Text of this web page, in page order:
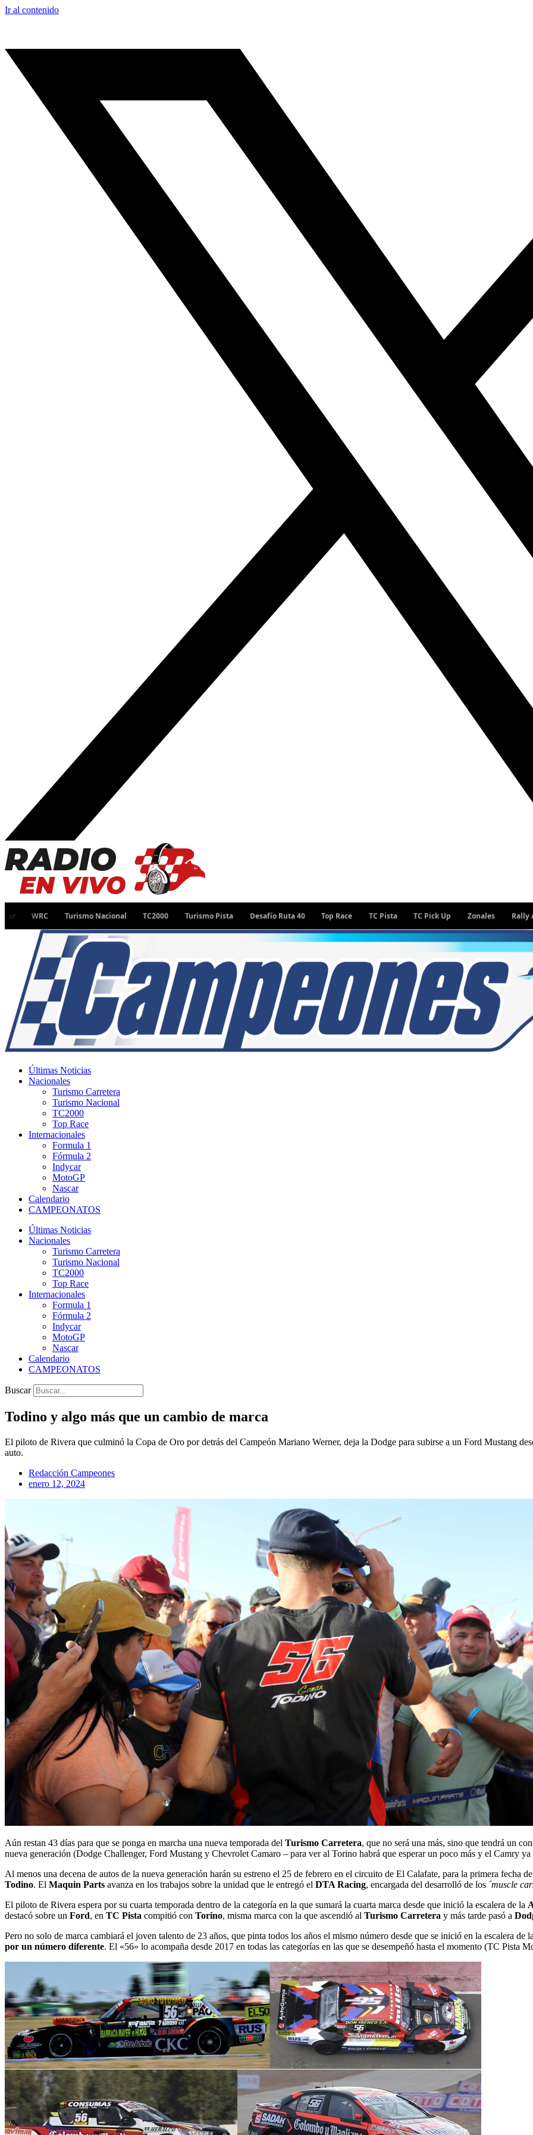
Ir al contenido
WRC Turismo Nacional TC2000 Turismo Pista Desafío Ruta 40 Top Race TC Pista TC Pick Up Zonales Rally
Últimas Noticias
Nacionales
Turismo Carretera
Turismo Nacional
TC2000
Top Race
Internacionales
Formula 1
Fórmula 2
Indycar
MotoGP
Nascar
Calendario
CAMPEONATOS
Últimas Noticias
Nacionales
Turismo Carretera
Turismo Nacional
TC2000
Top Race
Internacionales
Formula 1
Fórmula 2
Indycar
MotoGP
Nascar
Calendario
CAMPEONATOS
Buscar
Todino y algo más que un cambio de marca
El piloto de Rivera que culminó la Copa de Oro por detrás del Campeón Mariano Werner, deja la Dodge para subirse a un Ford Mustang
auto.
Redacción Campeones
enero 12, 2024
Aún restan 43 días para que se ponga en marcha una nueva temporada del Turismo Carretera, que no será una más, sino que tendrá un
nueva generación (Dodge Challenger, Ford Mustang y Chevrolet Camaro – para ver al Torino habrá que esperar un poco más y el Camry
Al menos una decena de autos de la nueva generación harán su estreno el 25 de febrero en el circuito de El Calafate, para la primera fecha
Todino. El Maquin Parts avanza en los trabajos sobre la unidad que le entregó el DTA Racing, encargada del desarrolló de los ´muscle
El piloto de Rivera espera por su cuarta temporada dentro de la categoría en la que sumará la cuarta marca desde que inició la escalera de la
destacó sobre un Ford, en TC Pista compitió con Torino, misma marca con la que ascendió al Turismo Carretera y más tarde pasó a
Pero no solo de marca cambiará el joven talento de 23 años, que pinta todos los años el mismo número desde que se inició en la escalera de
por un número diferente. El «56» lo acompaña desde 2017 en todas las categorías en las que se desempeñó hasta el momento (TC